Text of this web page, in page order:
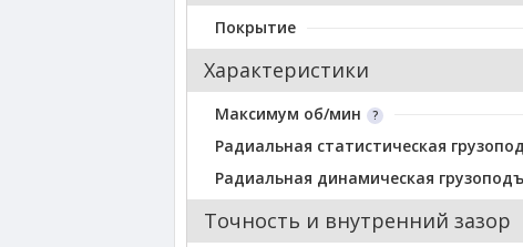
Покрытие
Характеристики
Максимум об/мин
Радиальная статистическая
Радиальная динамическая
Точность и внутренний зазор